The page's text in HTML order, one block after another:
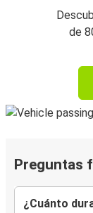
de
Preguntas
¿Cuánto